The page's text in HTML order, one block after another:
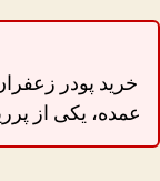
خرید پودر
عمده، یکی از